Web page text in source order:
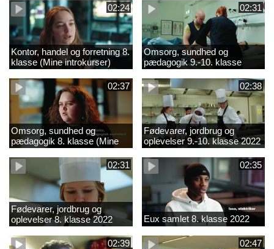
02:24
Kontor, handel og forretning 8.
klasse (Mine introkurser)
2022
02:31
Omsorg, sundhed og
pædagogik 9.-10. klasse
2022
02:37
Omsorg, sundhed og
pædagogik 8. klasse (Mine
introkurser) 2022
02:38
Fødevarer, jordbrug og
oplevelser 9.-10. klasse 2022
02:31
Fødevarer, jordbrug og
oplevelser 8. klasse 2022
02:35
Eux samlet 8. klasse 2022
02:39 02:47